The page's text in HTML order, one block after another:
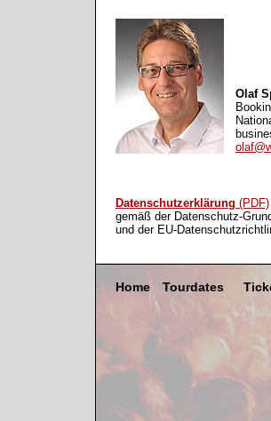
Olaf
Datenschutzerklärung (PDF)
gemäß der Datenschutz-
und der EU-
Home Tourdates